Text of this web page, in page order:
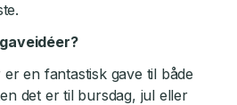
en fantastisk gave til både
det er til bursdag, jul eller